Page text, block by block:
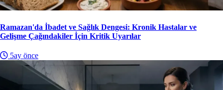
Ramazan'da İbadet ve Sağlık Dengesi: Kronik Hastalar ve
Gelişme Çağındakiler İçin Kritik Uyarılar
5ay önce